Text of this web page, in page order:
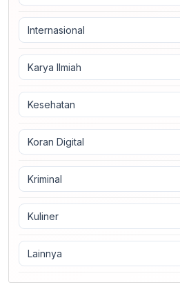
Internasional
Karya Ilmiah
Kesehatan
Koran Digital
Kriminal
Kuliner
Lainnya